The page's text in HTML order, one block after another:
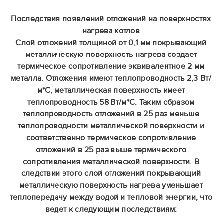
Последствия появлений отложений на поверхностях
нагрева котлов
Слой отложений толщиной от 0,1 мм покрывающий
металлическую поверхность нагрева создает
термическое сопротивление эквивалентное 2 мм
металла. Отложения имеют теплопроводность 2,3 Вт/
м*С, металлическая поверхность имеет
теплопроводность 58 Вт/м*С. Таким образом
теплопроводность отложений в 25 раз меньше
теплопроводности металлической поверхности и
соответственно термическое сопротивление
отложений в 25 раз выше термического
сопротивления металлической поверхности. В
следствии этого слой отложений покрывающий
металлическую поверхность нагрева уменьшает
теплопередачу между водой и тепловой энергии, что
ведет к следующим последствиям: